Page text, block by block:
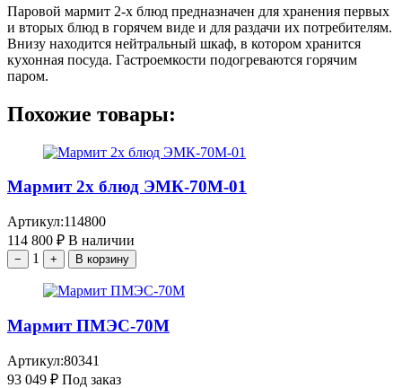
Паровой мармит 2-х блюд предназначен для хранения первых
и вторых блюд в горячем виде и для раздачи их потребителям.
Внизу находится нейтральный шкаф, в котором хранится
кухонная посуда. Гастроемкости подогреваются горячим
паром.
Похожие товары:
Мармит 2х блюд ЭМК-70М-01
Артикул:114800
114 800 ₽ В наличии
− 1 + В корзину
Мармит ПМЭС-70М
Артикул:80341
93 049 ₽ Под заказ